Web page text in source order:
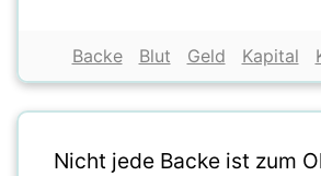
Backe Blut Geld Kapital
Nicht jede Backe ist zum